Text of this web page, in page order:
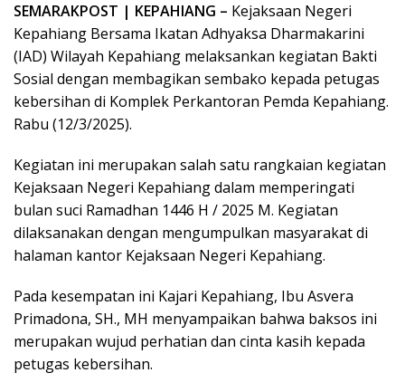
SEMARAKPOST | KEPAHIANG – Kejaksaan Negeri
Kepahiang Bersama Ikatan Adhyaksa Dharmakarini
(IAD) Wilayah Kepahiang melaksankan kegiatan Bakti
Sosial dengan membagikan sembako kepada petugas
kebersihan di Komplek Perkantoran Pemda Kepahiang.
Rabu (12/3/2025).
Kegiatan ini merupakan salah satu rangkaian kegiatan
Kejaksaan Negeri Kepahiang dalam memperingati
bulan suci Ramadhan 1446 H / 2025 M. Kegiatan
dilaksanakan dengan mengumpulkan masyarakat di
halaman kantor Kejaksaan Negeri Kepahiang.
Pada kesempatan ini Kajari Kepahiang, Ibu Asvera
Primadona, SH., MH menyampaikan bahwa baksos ini
merupakan wujud perhatian dan cinta kasih kepada
petugas kebersihan.